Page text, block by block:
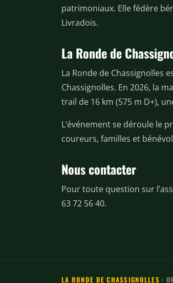
patrimoniaux. Elle fédère
Livradois.
La Ronde de
La Ronde de Chassignolles
Chassignolles. En 2026, la
trail de 16 km (575 m D+),
L’événement se déroule le
coureurs, familles et
Nous contacter
Pour toute question sur
63 72 56 40.
LA RONDE DE CHASSIGNOLLES ·